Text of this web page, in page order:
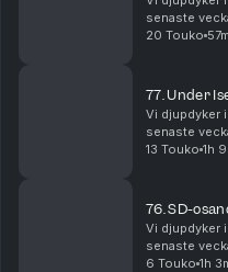
senaste
betydligt mer
20 Touko
77. Under
Vi djupdyker
senaste
gala, med
13 Touko 1h
76. SD-
Vi djupdyker
senaste
grabbarnas
6 Touko 1h